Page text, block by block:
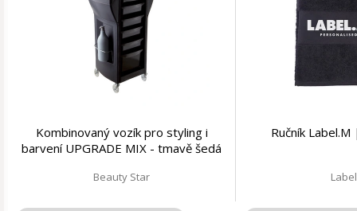
Kombinovaný vozík pro styling i
barvení UPGRADE MIX - tmavě šedá
Beauty Star
Ručník